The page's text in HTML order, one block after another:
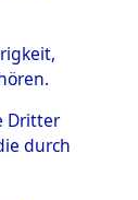
Dritter
durch